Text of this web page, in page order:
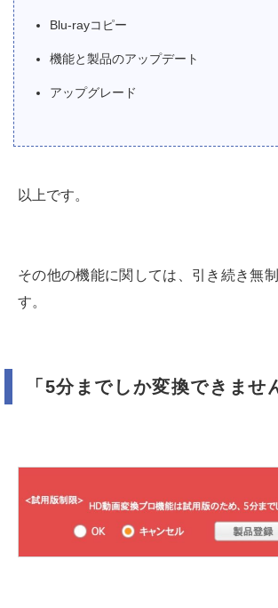
Blu-rayコピー
機能と製品のアップデート
アップグレード
以上です。
その他の機能に関しては、引き続き無
す。
「5分までしか変換できませ